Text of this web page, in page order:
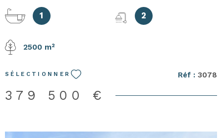
opère, dès l'entrée, avec ses matériaux authentiques, ses
volumes généreux et son ambiance chaleureuse. Chaque
lumineuse avec cheminée, cuisine séparée aménagée et
suite parentale, à l'étage et ses 3 salles de bains et/ou
salles d'eau. A l'extérieur, un véritable havre de paix dans
un cadre exceptionnel : piscine au sel, vaste terrasse et
parc arboré. Les risques auquels ce bien est exposé sont
1 2
2500 m²
SÉLECTIONNER Réf : 3078
379 500 €